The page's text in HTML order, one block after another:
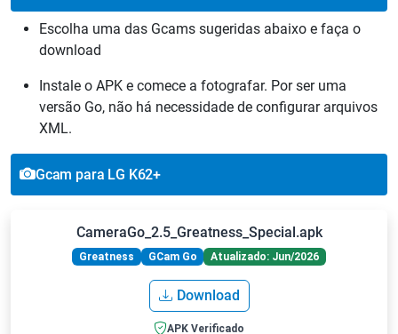
Escolha uma das Gcams sugeridas abaixo e faça o
download
Instale o APK e comece a fotografar. Por ser uma
versão Go, não há necessidade de configurar arquivos
XML.
Gcam para LG K62+
CameraGo_2.5_Greatness_Special.apk
Greatness GCam Go Atualizado: Jun/2026
Download
APK Verificado